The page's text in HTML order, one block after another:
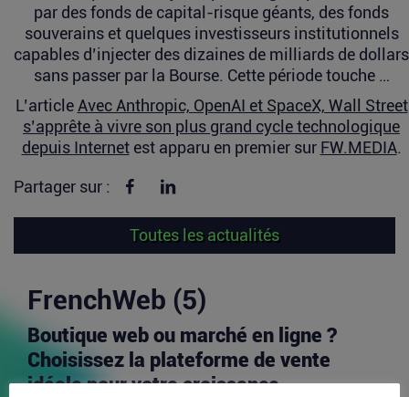
par des fonds de capital-risque géants, des fonds
souverains et quelques investisseurs institutionnels
capables d’injecter des dizaines de milliards de dollars
sans passer par la Bourse. Cette période touche …
L’article Avec Anthropic, OpenAI et SpaceX, Wall Street
s’apprête à vivre son plus grand cycle technologique
depuis Internetest apparu en premier sur FW.MEDIA.
Partager sur : Partager sur Facebook
Toutes les actualités
FrenchWeb (5)
Boutique web ou marché en ligne ?
Choisissez la plateforme de vente
idéale pour votre croissance